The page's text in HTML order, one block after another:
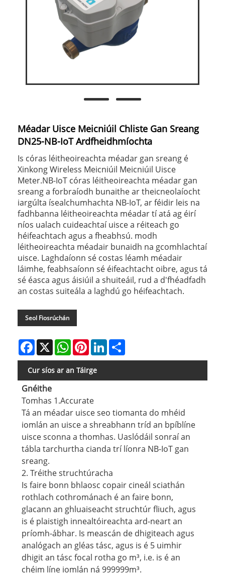
Méadar Uisce Meicniúil Chliste Gan Sreang
DN25-NB-IoT Ardfheidhmíochta
Is córas léitheoireachta méadar gan sreang é
Xinkong Wireless Meicniúil Meicniúil Uisce
Meter.NB-IoT córas léitheoireachta méadar gan
sreang a forbraíodh bunaithe ar theicneolaíocht
iargúlta ísealchumhachta NB-IoT, ar féidir leis na
fadhbanna léitheoireachta méadar tí atá ag éirí
níos ualach cuideachtaí uisce a réiteach go
héifeachtach agus a fheabhsú. modh
léitheoireachta méadair bunaidh na gcomhlachtaí
uisce. Laghdaíonn sé costas léamh méadair
láimhe, feabhsaíonn sé éifeachtacht oibre, agus tá
sé éasca agus áisiúil a shuiteáil, rud a d'fhéadfadh
an costas suiteála a laghdú go héifeachtach.
Seol Fiosrúchán
Facebook
X WhatsAppPinterestLinkedIn
Cur síos ar an Táirge
Gnéithe
Tomhas 1.Accurate
Tá an méadar uisce seo tiomanta do mhéid
iomlán an uisce a shreabhann tríd an bpíblíne
uisce sconna a thomhas. Uaslódáil sonraí an
tábla tarchurtha cianda trí líonra NB-IoT gan
sreang.
2. Tréithe struchtúracha
Is faire bonn bhlaosc copair cineál sciathán
rothlach cothrománach é an faire bonn,
glacann an ghluaiseacht struchtúr fliuch, agus
is é plaistigh innealtóireachta ard-neart an
príomh-ábhar. Is meascán de dhigiteach agus
analógach an gléas tásc, agus is é 5 uimhir
dhigit an tásc focal rotha go m³, i.e. is é an
chéim líne iomlán ná 999999m³.